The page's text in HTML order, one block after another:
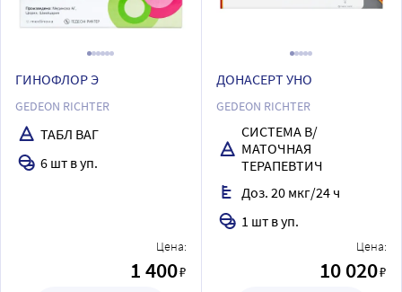
ГИНОФЛОР Э
GEDEON RICHTER
ТАБЛ ВАГ
6 шт в уп.
Цена:
1 400₽
ДОНАСЕРТ УНО
GEDEON RICHTER
СИСТЕМА В/
МАТОЧНАЯ
ТЕРАПЕВТИЧ
Доз. 20 мкг/24 ч
1 шт в уп.
Цена:
10 020₽